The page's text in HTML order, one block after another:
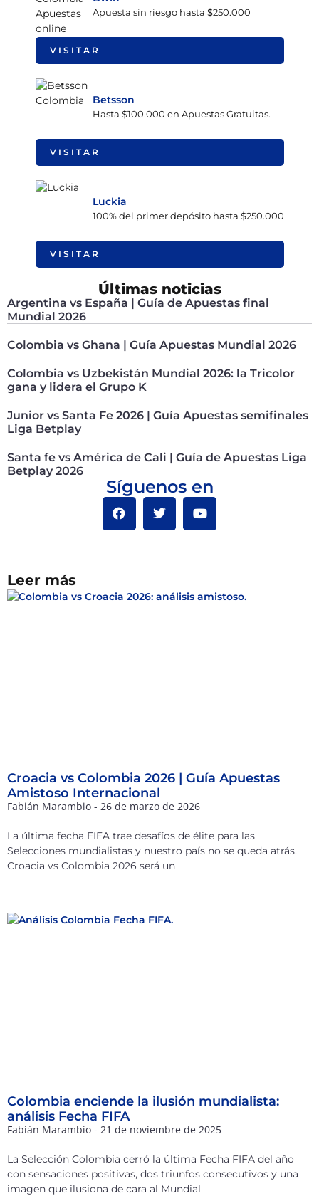
Apuesta sin riesgo hasta $250.000
VISITAR
Betsson
Hasta $100.000 en Apuestas Gratuitas.
VISITAR
Luckia
100% del primer depósito hasta $250.000
VISITAR
Últimas noticias
Argentina vs España | Guía de Apuestas final
Mundial 2026
Colombia vs Ghana | Guía Apuestas Mundial 2026
Colombia vs Uzbekistán Mundial 2026: la Tricolor
gana y lidera el Grupo K
Junior vs Santa Fe 2026 | Guía Apuestas semifinales
Liga Betplay
Santa fe vs América de Cali | Guía de Apuestas Liga
Betplay 2026
Síguenos en
Leer más
Croacia vs Colombia 2026 | Guía Apuestas
Amistoso Internacional
Fabián Marambio 26 de marzo de 2026
La última fecha FIFA trae desafíos de élite para las
Selecciones mundialistas y nuestro país no se queda atrás.
Croacia vs Colombia 2026 será un
Colombia enciende la ilusión mundialista:
análisis Fecha FIFA
Fabián Marambio 21 de noviembre de 2025
La Selección Colombia cerró la última Fecha FIFA del año
con sensaciones positivas, dos triunfos consecutivos y una
imagen que ilusiona de cara al Mundial